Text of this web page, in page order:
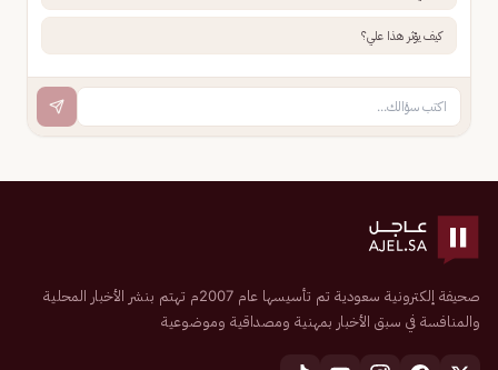
كيف يؤثر هذا علي؟
صحيفة إلكترونية سعودية تم تأسيسها عام 2007م تهتم بنشر الأخبار المحلية
والمنافسة في سبق الأخبار بمهنية ومصداقية وموضوعية